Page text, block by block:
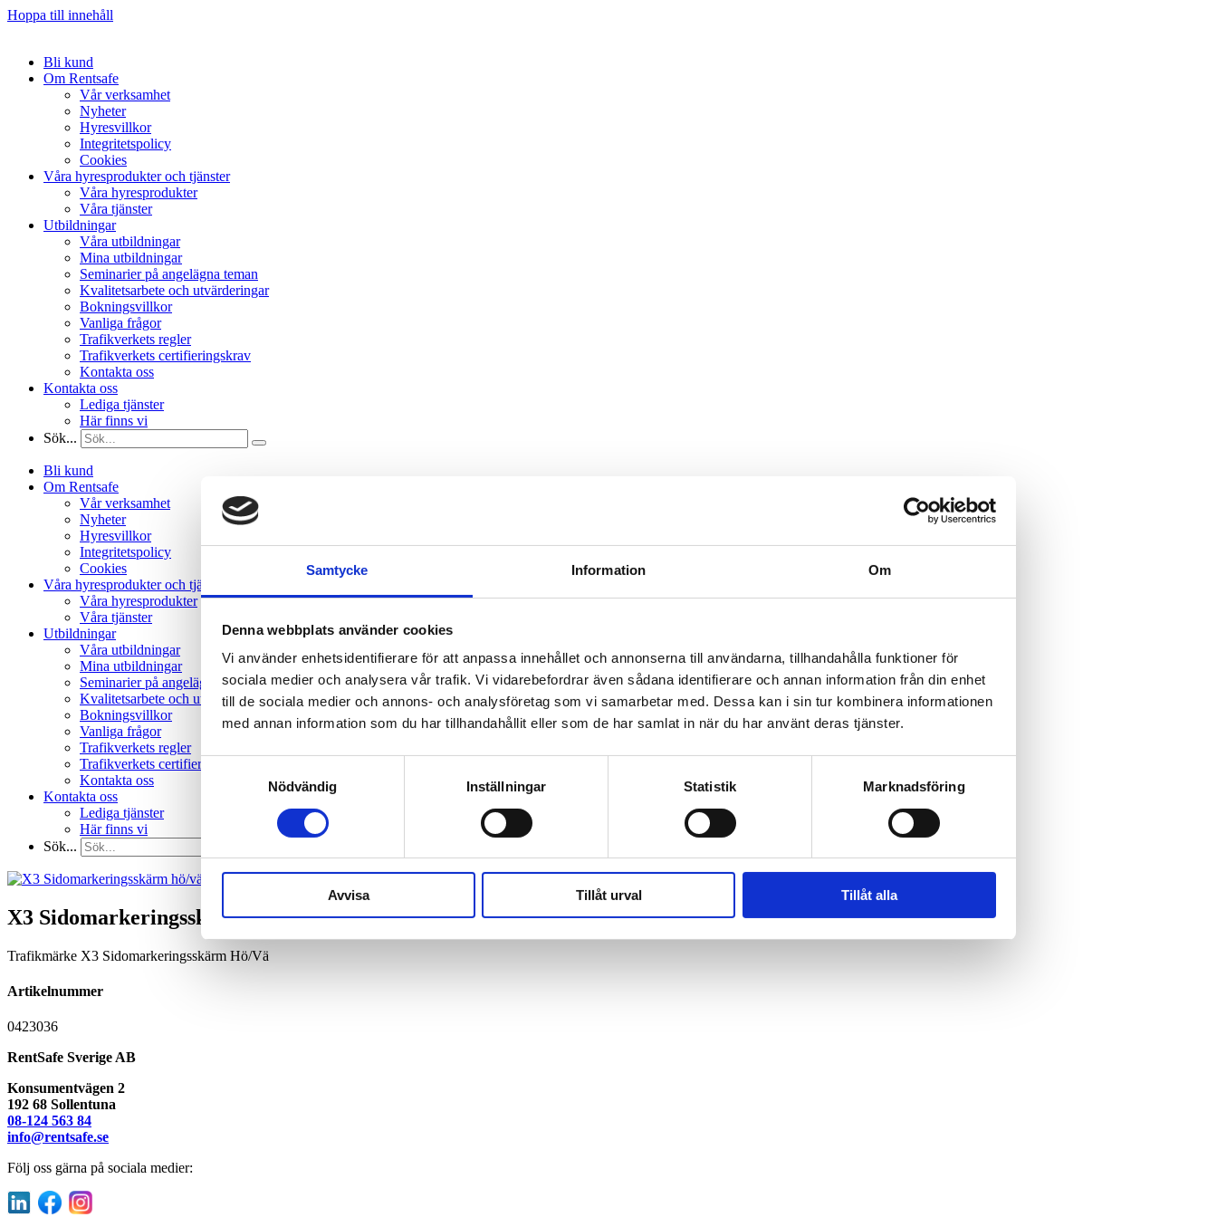
Samtycke Information Om
Denna webbplats använder cookies
Vi använder enhetsidentifierare för att anpassa innehållet och annonserna till användarna, tillhandahålla funktioner för
sociala medier och analysera vår trafik. Vi vidarebefordrar även sådana identifierare och annan information från din enhet
till de sociala medier och annons- och analysföretag som vi samarbetar med. Dessa kan i sin tur kombinera informationen
med annan information som du har tillhandahållit eller som de har samlat in när du har använt deras tjänster.
Samtyckesval
Nödvändig
Inställningar Statistik Marknadsföring
Avvisa Tillåt urval Tillåt alla
Hoppa till innehåll
Bli kund
Om Rentsafe
Vår verksamhet
Nyheter
Hyresvillkor
Integritetspolicy
Cookies
Våra hyresprodukter och tjänster
Våra hyresprodukter
Våra tjänster
Utbildningar
Våra utbildningar
Mina utbildningar
Seminarier på angelägna teman
Kvalitetsarbete och utvärderingar
Bokningsvillkor
Vanliga frågor
Trafikverkets regler
Trafikverkets certifieringskrav
Kontakta oss
Kontakta oss
Lediga tjänster
Här finns vi
Sök...
Bli kund
Om Rentsafe
Vår verksamhet
Nyheter
Hyresvillkor
Integritetspolicy
Cookies
Våra hyresprodukter och tjänster
Våra hyresprodukter
Våra tjänster
Utbildningar
Våra utbildningar
Mina utbildningar
Seminarier på angelägna teman
Kvalitetsarbete och utvärderingar
Bokningsvillkor
Vanliga frågor
Trafikverkets regler
Trafikverkets certifieringskrav
Kontakta oss
Kontakta oss
Lediga tjänster
Här finns vi
Sök...
X3 Sidomarkeringsskärm hö/vä
Trafikmärke X3 Sidomarkeringsskärm Hö/Vä
Artikelnummer
0423036
RentSafe Sverige AB
Konsumentvägen 2
192 68 Sollentuna
08-124 563 84
info@rentsafe.se
Följ oss gärna på sociala medier: